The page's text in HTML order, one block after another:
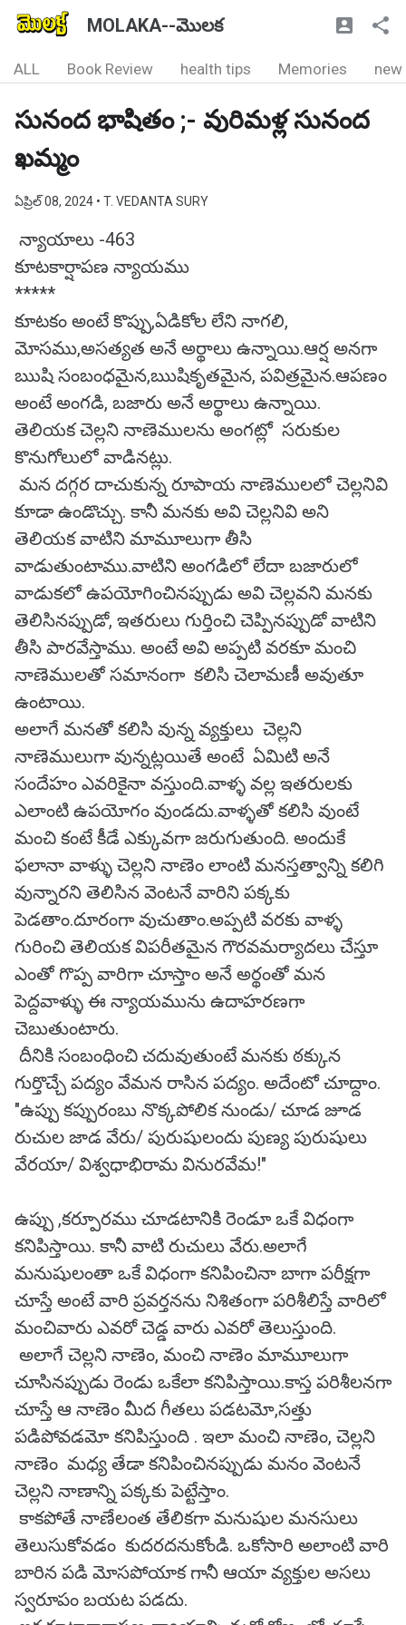
MOLAKA--మొలక
ALL Book Review health tips Memories new
సునంద భాషితం ;- వురిమళ్ల సునంద
ఖమ్మం
ఏప్రిల్ 08, 2024 • T. VEDANTA SURY
న్యాయాలు -463
కూటకార్షాపణ న్యాయము
*****
కూటకం అంటే కొప్పు,ఏడికోల లేని నాగలి,
మోసము,అసత్యత అనే అర్థాలు ఉన్నాయి.ఆర్ష అనగా
ఋషి సంబంధమైన,ఋషికృతమైన, పవిత్రమైన.ఆపణం
అంటే అంగడి, బజారు అనే అర్థాలు ఉన్నాయి.
తెలియక చెల్లని నాణెములను అంగట్లో సరుకుల
కొనుగోలులో వాడినట్లు.
మన దగ్గర దాచుకున్న రూపాయ నాణెములలో చెల్లనివి
కూడా ఉండొచ్చు. కానీ మనకు అవి చెల్లనివి అని
తెలియక వాటిని మామూలుగా తీసి
వాడుతుంటాము.వాటిని అంగడిలో లేదా బజారులో
వాడుకలో ఉపయోగించినప్పుడు అవి చెల్లవని మనకు
తెలిసినప్పుడో, ఇతరులు గుర్తించి చెప్పినప్పుడో వాటిని
తీసి పారవేస్తాము. అంటే అవి అప్పటి వరకూ మంచి
నాణెములతో సమానంగా కలిసి చెలామణీ అవుతూ
ఉంటాయి.
అలాగే మనతో కలిసి వున్న వ్యక్తులు చెల్లని
నాణెములుగా వున్నట్లయితే అంటే ఏమిటి అనే
సందేహం ఎవరికైనా వస్తుంది.వాళ్ళ వల్ల ఇతరులకు
ఎలాంటి ఉపయోగం వుండదు.వాళ్ళతో కలిసి వుంటే
మంచి కంటే కీడే ఎక్కువగా జరుగుతుంది. అందుకే
ఫలానా వాళ్ళు చెల్లని నాణెం లాంటి మనస్తత్వాన్ని కలిగి
వున్నారని తెలిసిన వెంటనే వారిని పక్కకు
పెడతాం.దూరంగా వుచుతాం.అప్పటి వరకు వాళ్ళ
గురించి తెలియక విపరీతమైన గౌరవమర్యాదలు చేస్తూ
ఎంతో గొప్ప వారిగా చూస్తాం అనే అర్థంతో మన
పెద్దవాళ్ళు ఈ న్యాయమును ఉదాహరణగా
చెబుతుంటారు.
దీనికి సంబంధించి చదువుతుంటే మనకు ఠక్కున
గుర్తొచ్చే పద్యం వేమన రాసిన పద్యం. అదేంటో చూద్దాం.
"ఉప్పు కప్పురంబు నొక్కపోలిక నుండు/ చూడ జూడ
రుచుల జాడ వేరు/ పురుషులందు పుణ్య పురుషులు
వేరయా/ విశ్వధాభిరామ వినురవేమ!"
ఉప్పు ,కర్పూరము చూడటానికి రెండూ ఒకే విధంగా
కనిపిస్తాయి. కానీ వాటి రుచులు వేరు.అలాగే
మనుషులంతా ఒకే విధంగా కనిపించినా బాగా పరీక్షగా
చూస్తే అంటే వారి ప్రవర్తనను నిశితంగా పరిశీలిస్తే వారిలో
మంచివారు ఎవరో చెడ్డ వారు ఎవరో తెలుస్తుంది.
అలాగే చెల్లని నాణెం, మంచి నాణెం మామూలుగా
చూసినప్పుడు రెండు ఒకేలా కనిపిస్తాయి.కాస్త పరిశీలనగా
చూస్తే ఆ నాణెం మీద గీతలు పడటమో,సత్తు
పడిపోవడమో కనిపిస్తుంది . ఇలా మంచి నాణెం, చెల్లని
నాణెం మధ్య తేడా కనిపించినప్పుడు మనం వెంటనే
చెల్లని నాణాన్ని పక్కకు పెట్టేస్తాం.
కాకపోతే నాణేలంత తేలికగా మనుషుల మనసులు
తెలుసుకోవడం కుదరదనుకోండి. ఒకోసారి అలాంటి వారి
బారిన పడి మోసపోయాక గానీ ఆయా వ్యక్తుల అసలు
స్వరూపం బయట పడదు.